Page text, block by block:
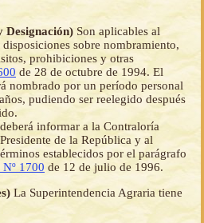
Designación) Son aplicables al
sobre nombramiento,
prohibiciones y otras
de 28 de octubre de 1994. El
nombrado por un período personal
pudiendo ser reelegido después
informar a la Contraloría
de la República y al
establecidos por el parágrafo
1700 de 12 de julio de 1996.
La Superintendencia Agraria tiene